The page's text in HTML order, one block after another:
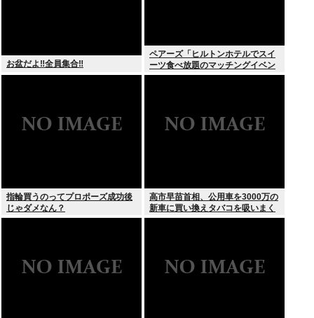
お盆だよ‼全員集合‼
ペアーズ「ヒルトンホテルでスイ
ーツ食べ放題のマッチングイベン
トやるぞ。女2500円男7000円
指輪買うのってプロポーズ成功後
じゃダメなん？
高市早苗首相、公用車を3000万の
新車に買い換えタバコを吸いまく
っていた